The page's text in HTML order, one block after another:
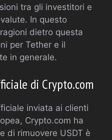
tra gli investitori e
In questo
dietro questa
per Tether e il
in generale.
di Crypto.com
inviata ai clienti
Crypto.com ha
di rimuovere USDT è